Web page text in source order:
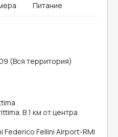
Питание
(Вся территория)
В 1 км от центра
Federico Fellini Airport-RMI